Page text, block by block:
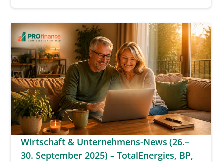
Wirtschaft & Unternehmens-News (26.–
30. September 2025) – TotalEnergies, BP,